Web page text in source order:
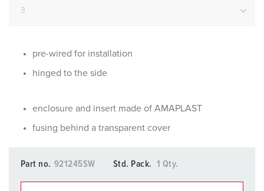
pre-wired for installation
hinged to the side
enclosure and insert made of AMAPLAST
fusing behind a transparent cover
Part no. 921245SW Std. Pack. 1 Qty.